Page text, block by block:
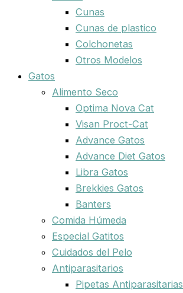
Cunas
Cunas de plastico
Colchonetas
Otros Modelos
Gatos
Alimento Seco
Optima Nova Cat
Visan Proct-Cat
Advance Gatos
Advance Diet Gatos
Libra Gatos
Brekkies Gatos
Banters
Comida Húmeda
Especial Gatitos
Cuidados del Pelo
Antiparasitarios
Pipetas Antiparasitarias